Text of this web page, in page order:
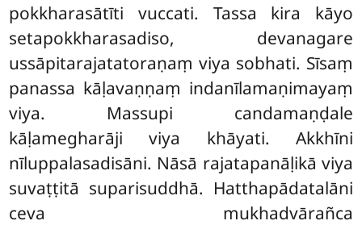
pokkharasātīti vuccati. Tassa kira kāyo
setapokkharasadiso, devanagare
ussāpitarajatatoraṇaṃ viya sobhati. Sīsaṃ
panassa kāḷavaṇṇaṃ indanīlamaṇimayaṃ
viya. Massupi candamaṇḍale
kāḷamegharāji viya khāyati. Akkhīni
nīluppalasadisāni. Nāsā rajatapanāḷikā viya
suvaṭṭitā suparisuddhā. Hatthapādatalāni
ceva mukhadvārañca